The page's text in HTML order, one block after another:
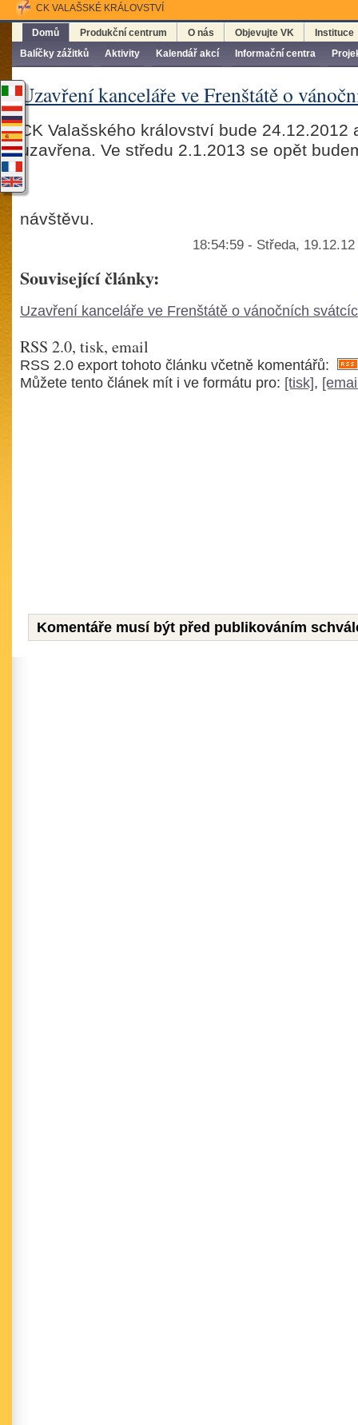
CK VALAŠSKÉ KRÁLOVSTVÍ
Domů
Balíčky zážitků
Aktivity Kalendář akcí Informační centra
Produkční centrum O nás Objevujte VK Instituce
Uzavření kanceláře ve Frenštátě o
CK Valašského království bude 24.12.2012
uzavřena. Ve středu 2.1.2013 se opět
návštěvu.
18:54:59 - Středa,
Související články:
Uzavření kanceláře ve Frenštátě o vánočních
RSS 2.0, tisk, email
RSS 2.0 export tohoto článku včetně komentářů:
Můžete tento článek mít i ve formátu pro: [tisk],
Komentáře musí být před publikováním